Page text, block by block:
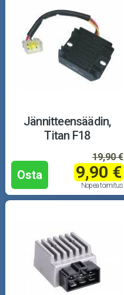
Jännitteensäädin,
Titan F18
Osta
19,90 €
9,90 €
Nopea toimitus